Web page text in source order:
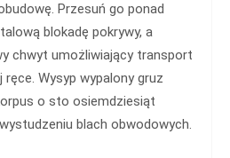
Przesuń go ponad
blokadę pokrywy, a
chwyt umożliwiający transport
ręce. Wysyp wypalony gruz
o sto osiemdziesiąt
blach obwodowych.